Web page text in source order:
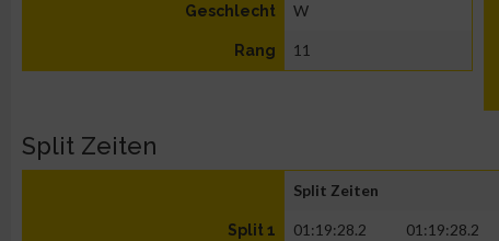
Geschlecht W
Rang 11
Split Zeiten
Split Zeiten
Split 1 01:19:28.2 01:19:28.2